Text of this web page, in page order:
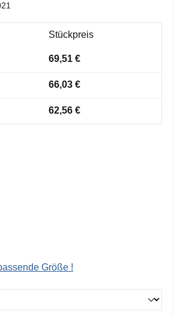
Stückpreis
69,51 €
66,03 €
62,56 €
Größe !